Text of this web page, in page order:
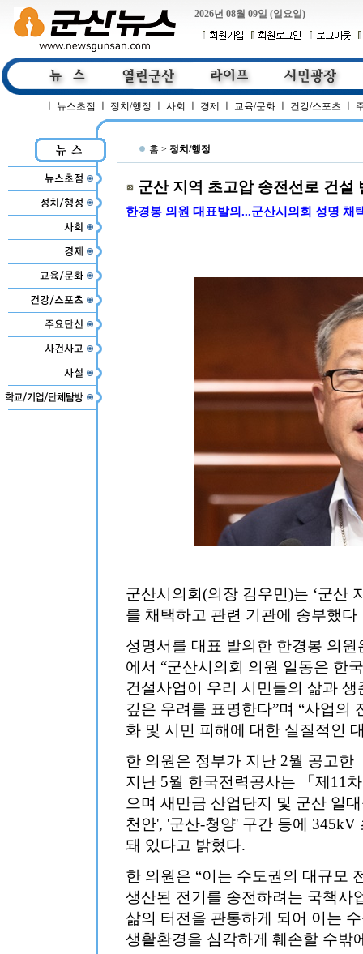
2026년 08월 09일 (일요일)
뉴스초점 정치/행정 사회 경제 교육/문화 건강/스포츠
홈 > 정치/행정
군산 지역 초고압 송전선로 건설
한경봉 의원 대표발의...군산시의회 성명 채
군산시의회(의장 김우민)는 ‘군산
를 채택하고 관련 기관에 송부했다
성명서를 대표 발의한 한경봉 의
에서 “군산시의회 의원 일동은 한
건설사업이 우리 시민들의 삶과
깊은 우려를 표명한다”며 “사업의
화 및 시민 피해에 대한 실질적인
한 의원은 정부가 지난 2월 공고한
지난 5월 한국전력공사는 「제11
으며 새만금 산업단지 및 군산 일
천안', '군산-청양' 구간 등에
돼 있다고 밝혔다.
한 의원은 “이는 수도권의 대규모
생산된 전기를 송전하려는 국책사
삶의 터전을 관통하게 되어 이는
생활환경을 심각하게 훼손할 수밖